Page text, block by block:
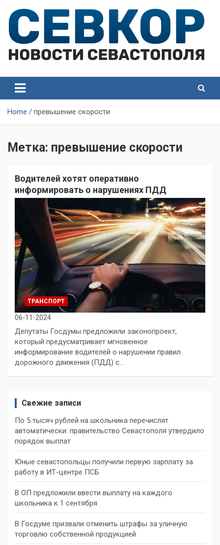
content
Севастополя
Севастополя
Home превышение скорости
Метка: превышение скорости
Водителей хотят оперативно
информировать о нарушениях ПДД
ТРАНСПОРТ
06-11-2024
Депутаты Госдумы предложили законопроект,
который предусматривает мгновенное
информирование водителей о нарушении правил
дорожного движения (ПДД) с…
Свежие записи
По 5 тысяч рублей на школьника перечислят
автоматически: правительство Севастополя утвердило
порядок выплат
Юные севастопольцы получили первую зарплату за
работу в ИТ-центре ПСБ
В ОП предложили ввести выплату на каждого
школьника к 1 сентября
В Госдуме призвали отменить штрафы за уличную
торговлю собственной продукцией